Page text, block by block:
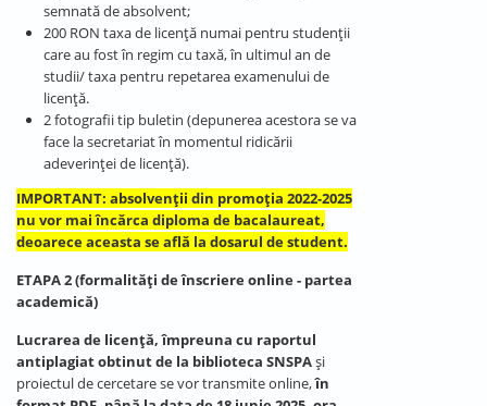
semnată de absolvent;
200 RON taxa de licenţă numai pentru studenţii
care au fost în regim cu taxă, în ultimul an de
studii/ taxa pentru repetarea examenului de
licenţă.
2 fotografii tip buletin (depunerea acestora se va
face la secretariat în momentul ridicării
adeverinței de licență).
IMPORTANT: absolvenții din promoția 2022-2025
nu vor mai încărca diploma de bacalaureat,
deoarece aceasta se află la dosarul de student.
ETAPA 2 (formalități de înscriere online - partea
academică)
Lucrarea de licenţă, împreuna cu raportul
antiplagiat obtinut de la biblioteca SNSPAși
proiectul de cercetare se vor transmite online,în